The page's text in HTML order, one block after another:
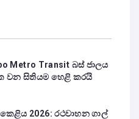
Metro Transit බස් ජාලය
වන සිතියම හෙළි කරයි
2026: රථවාහන ගාල්